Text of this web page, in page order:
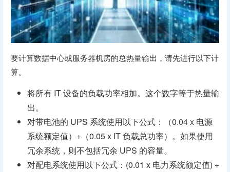
要计算数据中心或服务器机房的总热量输出，请先进行以下计
算。
将所有 IT 设备的负载功率相加。这个数字等于热量输
出。
对带电池的 UPS 系统使用以下公式：（0.04 x 电源
系统额定值）+（0.05 x IT 负载总功率）。如果使用
冗余系统，则不包括冗余 UPS 的容量。
对配电系统使用以下公式：(0.01 x 电力系统额定值) +